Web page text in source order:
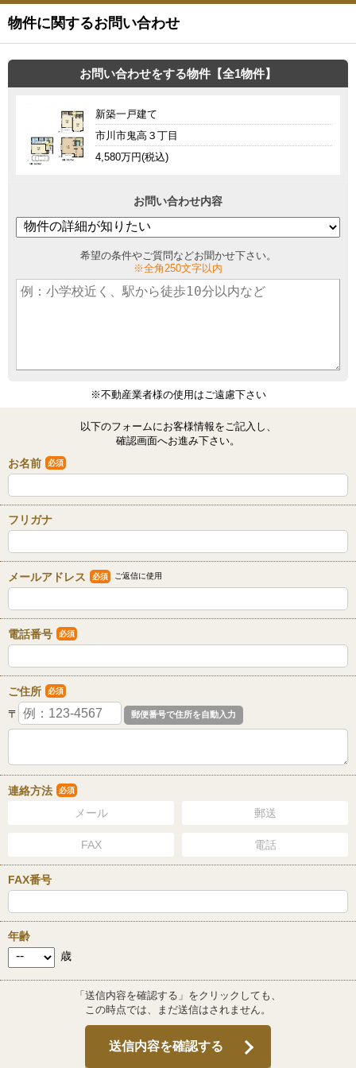
物件に関するお問い合わせ
お問い合わせをする物件【全1物件】
新築一戸建て
市川市鬼高３丁目
4,580万円(税込)
お問い合わせ内容
希望の条件やご質問などお聞かせ下さい。
※全角250文字以内
※不動産業者様の使用はご遠慮下さい
以下のフォームにお客様情報をご記入し、
確認画面へお進み下さい。
お名前 必須
フリガナ
メールアドレス 必須 ご返信に使用
電話番号 必須
ご住所 必須
〒
連絡方法 必須
メール 郵送
FAX 電話
FAX番号
年齢
歳
「送信内容を確認する」をクリックしても、
この時点では、まだ送信はされません。
送信内容を確認する